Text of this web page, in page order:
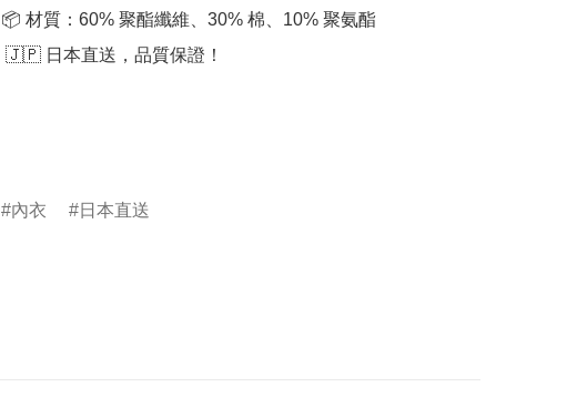
📦 材質：60% 聚酯纖維、30% 棉、10% 聚氨酯
內衣 日本直送